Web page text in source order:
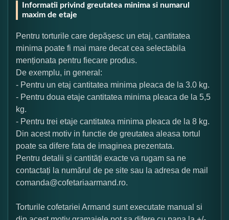
Informatii privind greutatea minima si numarul
maxim de etaje
Pentru torturile care depășesc un etaj, cantitatea
minima poate fi mai mare decat cea selectabila
menționata pentru fiecare produs.
De exemplu, in general:
- Pentru un etaj cantitatea minima pleaca de la 3.0 kg.
- Pentru doua etaje cantitatea minima pleaca de la 5,5
kg.
- Pentru trei etaje cantitatea minima pleaca de la 8 kg.
Din acest motiv in functie de greutatea aleasa tortul
poate sa difere fata de imaginea prezentata.
Pentru detalii și cantități exacte va rugam sa ne
contactați la numărul de pe site sau la adresa de mail
comanda@cofetariaarmand.ro.
Torturile cofetariei Armand sunt executate manual si